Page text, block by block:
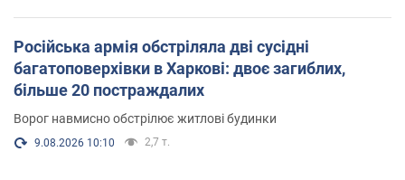
Російська армія обстріляла дві сусідні
багатоповерхівки в Харкові: двоє загиблих,
більше 20 постраждалих
Ворог навмисно обстрілює житлові будинки
9.08.2026 10:10 2,7 т.